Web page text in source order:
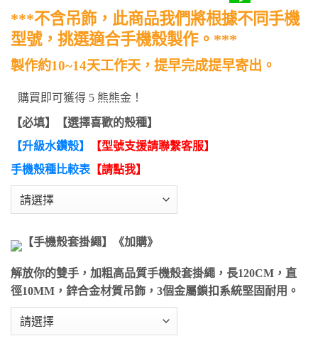
***不含吊飾，此商品我們將根據不同手機
型號，挑選適合手機殼製作。***
製作約10~14天工作天，提早完成提早寄出。
購買即可獲得 5 熊熊金！
【必填】【選擇喜歡的殼種】
【升級水鑽殼】
【型號支援請聯繫客服】
手機殼種比較表 【請點我】
【手機殼套掛繩】《加購》
解放你的雙手，加粗高品質手機殼套掛繩，長120CM，直
徑10MM，鋅合金材質吊飾，3個金屬鎖扣系統堅固耐用。